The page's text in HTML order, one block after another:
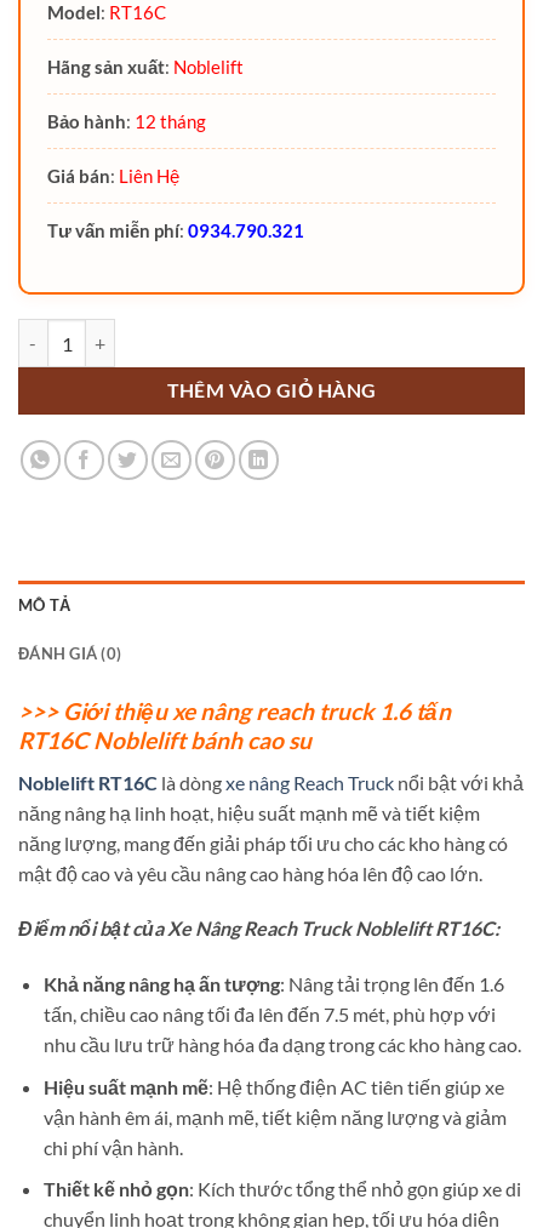
Model: RT16C
Hãng sản xuất: Noblelift
Bảo hành: 12 tháng
Giá bán: Liên Hệ
Tư vấn miễn phí: 0934.790.321
THÊM VÀO GIỎ HÀNG
MÔ TẢ
ĐÁNH GIÁ (0)
>>> Giới thiệu xe nâng reach truck 1.6 tấn
RT16C Noblelift bánh cao su
Noblelift RT16C là dòngxe nâng Reach Truck nổi bật với khả
năng nâng hạ linh hoạt, hiệu suất mạnh mẽ và tiết kiệm
năng lượng, mang đến giải pháp tối ưu cho các kho hàng có
mật độ cao và yêu cầu nâng cao hàng hóa lên độ cao lớn.
Điểm nổi bật của Xe Nâng Reach Truck Noblelift RT16C:
Khả năng nâng hạ ấn tượng: Nâng tải trọng lên đến 1.6
tấn, chiều cao nâng tối đa lên đến 7.5 mét, phù hợp với
nhu cầu lưu trữ hàng hóa đa dạng trong các kho hàng cao.
Hiệu suất mạnh mẽ: Hệ thống điện AC tiên tiến giúp xe
vận hành êm ái, mạnh mẽ, tiết kiệm năng lượng và giảm
chi phí vận hành.
Thiết kế nhỏ gọn: Kích thước tổng thể nhỏ gọn giúp xe di
chuyển linh hoạt trong không gian hẹp, tối ưu hóa diện